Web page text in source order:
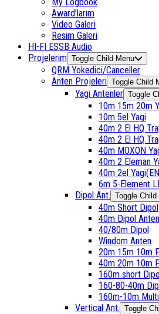
Award’larım
Video Galeri
Resim Galeri
HI-FI ESSB Audio
Projelerim Toggle Child Menu
QRM Yokedici/Canceller
Anten Projeleri Toggle Child
Yagi Antenler Toggle
10m 15m 20m
10m 5el Yagi
40m 2 El HQ
40m 2 El HQ
40m MOXON
40m 2 Eleman
40m 2el
6m 5-Element
Dipol Ant. Toggle Child
40m Short Dipol
40m Dipol Anten
40/80m Dipol
Windom Anten
20m 15m 10m
40m 20m 10m
160m short
160-80-40m
160m-10m
Vertical Ant. Toggle